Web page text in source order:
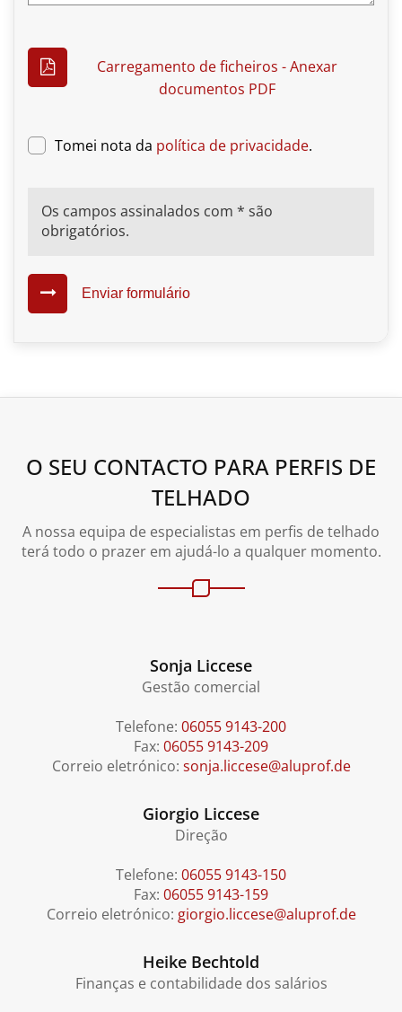
Carregamento de ficheiros - Anexar
documentos PDF
Tomei nota da política de privacidade.
Os campos assinalados com * são
obrigatórios.
Enviar formulário
O SEU CONTACTO PARA PERFIS DE
TELHADO
A nossa equipa de especialistas em perfis de telhado
terá todo o prazer em ajudá-lo a qualquer momento.
Sonja Liccese
Gestão comercial
Telefone: 06055 9143-200
Fax: 06055 9143-209
Correio eletrónico: sonja.liccese@aluprof.de
Giorgio Liccese
Direção
Telefone: 06055 9143-150
Fax: 06055 9143-159
Correio eletrónico: giorgio.liccese@aluprof.de
Heike Bechtold
Finanças e contabilidade dos salários